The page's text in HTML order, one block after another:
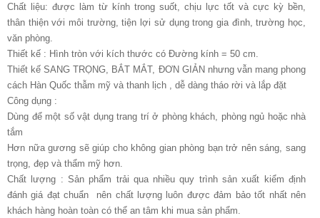
Chất liệu: được làm từ kính trong suốt, chịu lực tốt và cực kỳ bền,
thân thiện với môi trường, tiện lợi sử dụng trong gia đình, trường học,
văn phòng.
Thiết kế : Hình tròn với kích thước có Đường kính = 50 cm.
Thiết kế SANG TRỌNG, BẮT MẮT, ĐƠN GIẢN nhưng vẫn mang phong
cách Hàn Quốc thẫm mỹ và thanh lịch , dễ dàng tháo rời và lắp đặt
Công dụng :
Dùng để một số vật dụng trang trí ở phòng khách, phòng ngủ hoặc nhà
tắm
Hơn nữa gương sẽ giúp cho không gian phòng bạn trở nên sáng, sang
trọng, đẹp và thẩm mỹ hơn.
Chất lượng : Sản phẩm trải qua nhiều quy trình sản xuất kiểm định
đánh giá đạt chuẩn nên chất lượng luôn được đảm bảo tốt nhất nên
khách hàng hoàn toàn có thể an tâm khi mua sản phẩm.